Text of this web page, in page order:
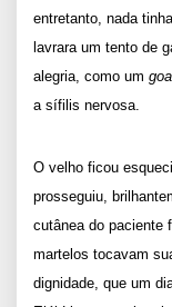
entretanto, nada
lavrara um tento de
alegria, como um
a sífilis nervosa.
O velho ficou
prosseguiu,
cutânea do paciente
martelos tocavam
dignidade, que um